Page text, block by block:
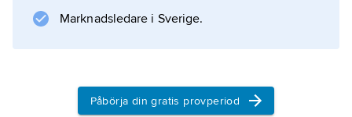
(1985; ”Flickan och påfåglarna”; TV-film 1993),
The Camomile Lawn
Marknadsledare i Sverige.
Påbörja din gratis provperiod